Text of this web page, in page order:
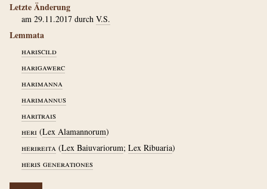
Letzte Änderung
am 29.11.2017 durch V.S.
Lemmata
hariscild
harigawerc
harimanna
harimannus
haritrais
heri (Lex Alamannorum)
herireita (Lex Baiuvariorum; Lex Ribuaria)
heris generationes